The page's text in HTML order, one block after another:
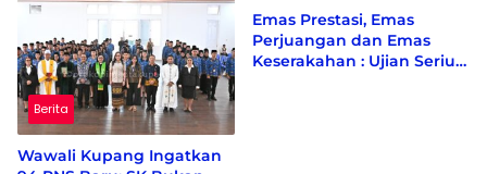
Berita
Wawali Kupang Ingatkan
Emas Prestasi, Emas
Perjuangan dan Emas
Keserakahan : Ujian Serius